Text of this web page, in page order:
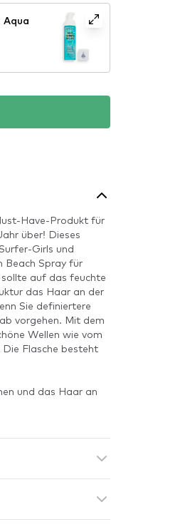
Aqua
Have-Produkt für
über! Dieses
Girls und
Beach Spray für
auf das feuchte
das Haar an der
Sie definiertere
vorgehen. Mit dem
Wellen wie vom
Flasche besteht
und das Haar an